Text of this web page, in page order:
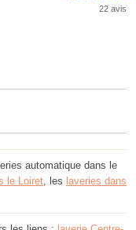
22 avis
automatique dans le
le Loiret, les laveries dans